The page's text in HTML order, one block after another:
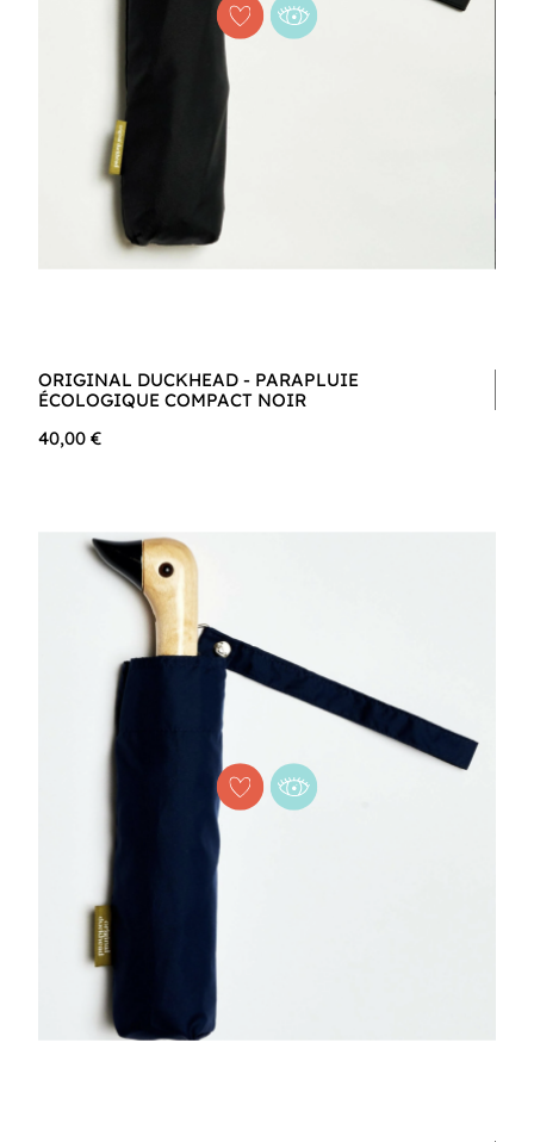
ORIGINAL DUCKHEAD - PARAPLUIE
ÉCOLOGIQUE COMPACT NOIR
40,00 €